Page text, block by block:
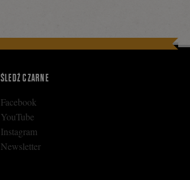
ŚLEDŹ CZARNE
Facebook
YouTube
Instagram
Newsletter